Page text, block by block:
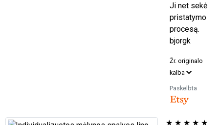
Ji net sekė
pristatymo
procesą.
bjorgk
Žr. originalo
kalba
Paskelbta
★ ★ ★ ★ ★